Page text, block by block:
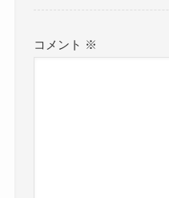
コメント ※